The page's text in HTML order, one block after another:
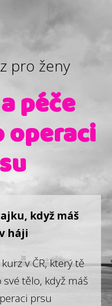
pro ženy
péče
operaci
když máš
háji
v ČR, který tě
tělo, když máš
prsu